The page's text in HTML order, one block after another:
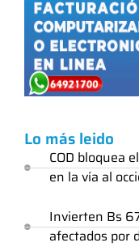
Lo más leido
COD bloquea
en la vía al
Invierten Bs
afectados por